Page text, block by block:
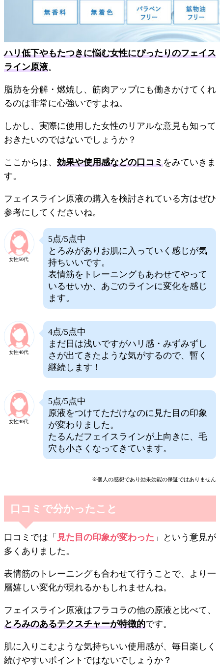
ハリ低下やもたつきに悩む女性にぴったりのフェイス
ライン原液。
脂肪を分解・燃焼し、筋肉アップにも働きかけてくれ
るのは非常に心強いですよね。
しかし、実際に使用した女性のリアルな意見も知って
おきたいのではないでしょうか？
ここからは、 効果や使用感などの口コミをみていきま
す。
フェイスライン原液の購入を検討されている方はぜひ
参考にしてくださいね。
女性50代
5点/5点中
とろみがありお肌に入っていく感じが気
持ちいいです。
表情筋をトレーニングもあわせてやって
いるせいか、あごのラインに変化を感じ
ます。
女性40代
4点/5点中
まだ日は浅いですがハリ感・みずみずし
さが出てきたような気がするので、暫く
継続します！
女性40代
5点/5点中
原液をつけてただけなのに見た目の印象
が変わりました。
たるんだフェイスラインが上向きに、毛
穴も小さくなってきています。
※個人の感想であり効果効能の保証ではありません
口コミで分かったこと
口コミでは「 見た目の印象が変わった 」という意見が
多くありました。
表情筋のトレーニングも合わせて行うことで、より一
層嬉しい変化が現れるかもしれませんね。
フェイスライン原液はフラコラの他の原液と比べて、
とろみのあるテクスチャーが特徴的です。
肌に入りこむような気持ちいい使用感が、毎日楽しく
続けやすいポイントではないでしょうか？